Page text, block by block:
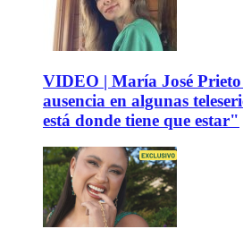
VIDEO | María José Prieto
ausencia en algunas
está donde tiene que estar"